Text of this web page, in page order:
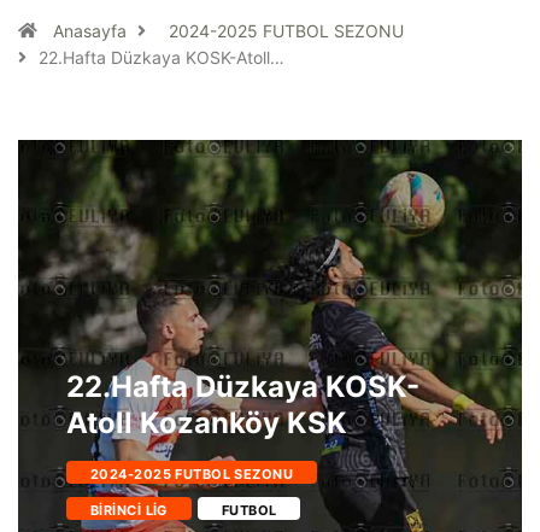
Anasayfa
2024-2025 FUTBOL SEZONU
22.Hafta Düzkaya KOSK-Atoll…
22.Hafta Düzkaya KOSK-
Atoll Kozanköy KSK
2024-2025 FUTBOL SEZONU
BIRINCI LIG FUTBOL